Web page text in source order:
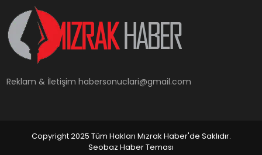
YAŞAM
Reklam & İletişimhabersonuclari@gmail.com
Copyright 2025 Tüm Hakları Mızrak Haber'de Saklıdır.
Seobaz Haber Teması